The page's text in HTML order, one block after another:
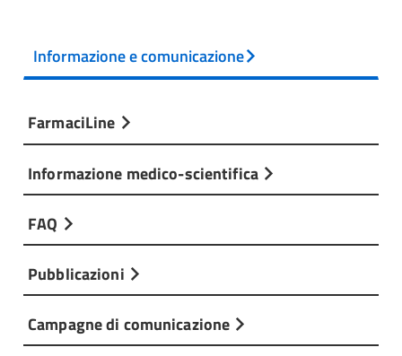
Informazione e comunicazione
FarmaciLine
Informazione medico-scientifica
FAQ
Pubblicazioni
Campagne di comunicazione